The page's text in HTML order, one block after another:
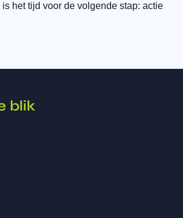
het tijd voor de volgende stap: actie
blik